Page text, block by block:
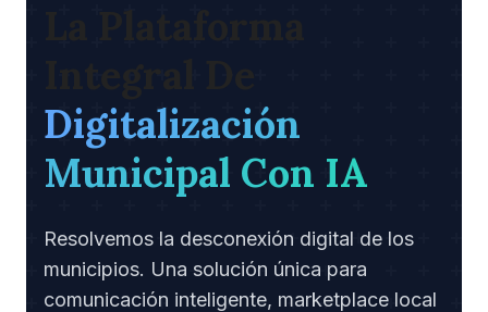
Digitalización
Municipal Con IA
Resolvemos la desconexión digital de los
municipios. Una solución única para
comunicación inteligente, marketplace local